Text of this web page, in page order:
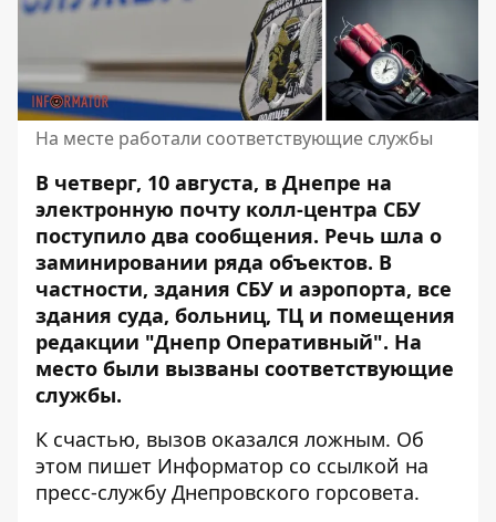
На месте работали соответствующие службы
В четверг, 10 августа, в Днепре на
электронную почту колл-центра СБУ
поступило два сообщения. Речь шла о
заминировании ряда объектов. В
частности, здания СБУ и аэропорта, все
здания суда, больниц, ТЦ и помещения
редакции "Днепр Оперативный". На
место были вызваны соответствующие
службы.
К счастью, вызов оказался ложным. Об
этом пишет Информатор со ссылкой на
пресс-службу Днепровского горсовета.